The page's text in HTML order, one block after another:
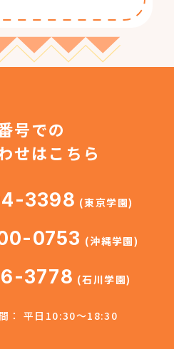
号での
せはこちら
3398 (東京学園)
0753 (沖縄学園)
3778 (石川学園)
： 平日10:30～18:30